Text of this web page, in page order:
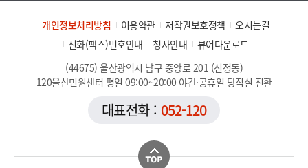
개인정보처리방침 이용약관 저작권보호정책
오시는길
전화(팩스)번호안내
청사안내
뷰어다운로드
(44675) 울산광역시 남구 중앙로 201 (신정동)
120울산민원센터 평일 09:00~20:00 야간·공휴일 당직실 전환
대표전화 : 052-120